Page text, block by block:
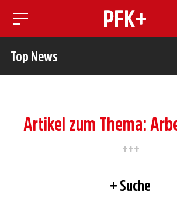
Toggle mobile
Top News
Artikel zum Thema:
Suche